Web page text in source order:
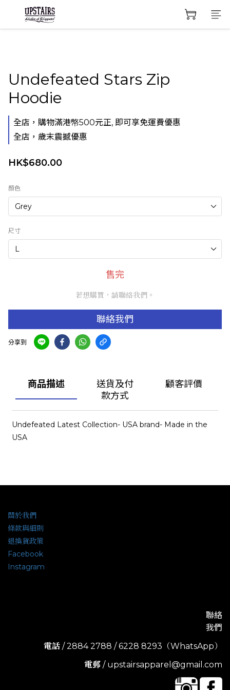
Undefeated Stars Zip
Hoodie
全店，購物滿港幤500元正, 即可享免運費優惠
全店，歲末震撼優惠
HK$680.00
顏色
尺寸
售完
若想購買，請聯絡我們。
聯絡我們
分享到
商品描述
送貨及付
款方式
顧客評價
Undefeated Latest Collection- USA brand- Made in the
USA
關於我們
條款與細則
退換貨政策
Facebook
Instagram
聯絡
我們
電話 / 2884 2788 / 6228 8293（WhatsApp）
電郵 / upstairsapparel@gmail.com